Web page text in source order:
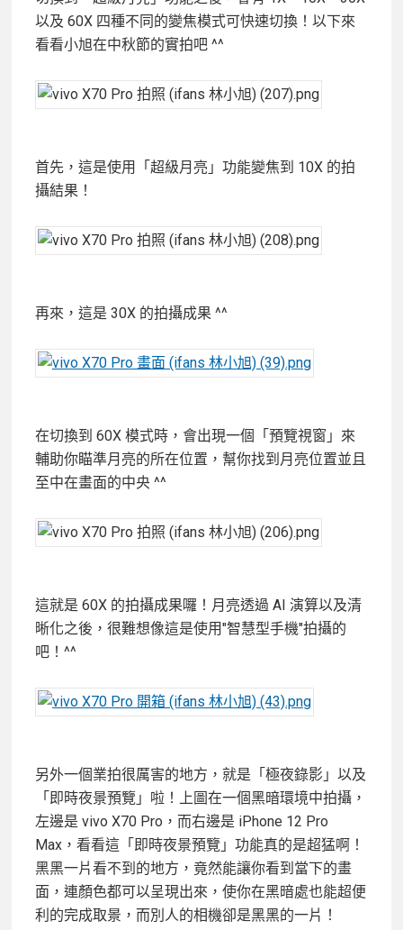
以及 60X 四種不同的變焦模式可快速切換！以下來
看看小旭在中秋節的實拍吧 ^^
首先，這是使用「超級月亮」功能變焦到 10X 的拍
攝結果！
再來，這是 30X 的拍攝成果 ^^
在切換到 60X 模式時，會出現一個「預覽視窗」來
輔助你瞄準月亮的所在位置，幫你找到月亮位置並且
至中在畫面的中央 ^^
這就是 60X 的拍攝成果囉！月亮透過 AI 演算以及清
晰化之後，很難想像這是使用"智慧型手機"拍攝的
吧！^^
另外一個業拍很厲害的地方，就是「極夜錄影」以及
「即時夜景預覽」啦！上圖在一個黑暗環境中拍攝，
左邊是 vivo X70 Pro，而右邊是 iPhone 12 Pro
Max，看看這「即時夜景預覽」功能真的是超猛啊！
黑黑一片看不到的地方，竟然能讓你看到當下的畫
面，連顏色都可以呈現出來，使你在黑暗處也能超便
利的完成取景，而別人的相機卻是黑黑的一片！